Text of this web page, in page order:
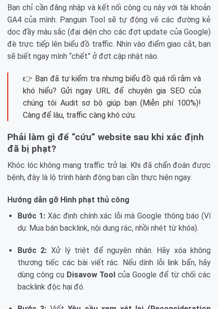
Bạn chỉ cần đăng nhập và kết nối công cụ này với tài khoản
GA4 của mình. Panguin Tool sẽ tự động vẽ các đường kẻ
dọc đầy màu sắc (đại diện cho các đợt update của Google)
đè trực tiếp lên biểu đồ traffic. Nhìn vào điểm giao cắt, bạn
sẽ biết ngay mình “chết” ở đợt cập nhật nào.
👉 Bạn đã tự kiểm tra nhưng biểu đồ quá rối rắm và
khó hiểu? Gửi ngay URL để chuyên gia SEO của
chúng tôi Audit sơ bộ giúp bạn (Miễn phí 100%)!
Càng để lâu, traffic càng khó cứu.
Phải làm gì để “cứu” website sau khi xác định
đã bị phạt?
Khóc lóc không mang traffic trở lại. Khi đã chẩn đoán được
bệnh, đây là lộ trình hành động bạn cần thực hiện ngay.
Hướng dẫn gỡ Hình phạt thủ công
Bước 1:Xác định chính xác lỗi mà Google thông báo (Ví
dụ: Mua bán backlink, nội dung rác, nhồi nhét từ khóa).
Bước 2: Xử lý triệt để nguyên nhân. Hãy xóa không
thương tiếc các bài viết rác. Nếu dính lỗi link bẩn, hãy
dùng công cụ Disavow Tool của Google để từ chối các
backlink độc hại đó.